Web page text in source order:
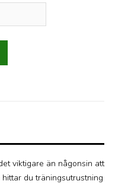
viktigare än någonsin att
du träningsutrustning